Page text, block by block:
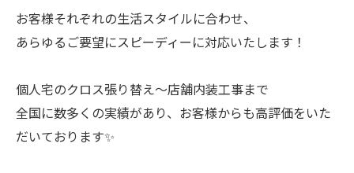
お客様それぞれの生活スタイルに合わせ、
あらゆるご要望にスピーディーに対応いたします！
個人宅のクロス張り替え〜店舗内装工事まで
全国に数多くの実績があり、お客様からも高評価をいた
だいております✨